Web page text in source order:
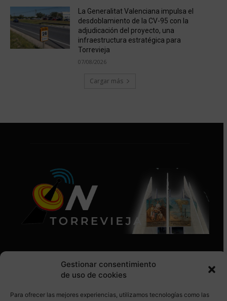
Gestionar consentimiento
de uso de cookies
Para ofrecer las mejores experiencias, utilizamos tecnologías como las
La Generalitat Valenciana impulsa el
desdoblamiento de la CV-95 con la
adjudicación del proyecto, una
infraestructura estratégica para
Torrevieja
07/08/2026
Cargar más
SÍGUENOS EN REDES SOCIALES